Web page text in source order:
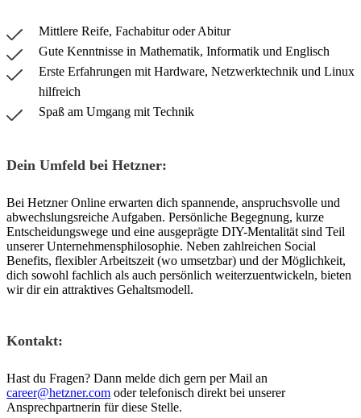
Mittlere Reife, Fachabitur oder Abitur
Gute Kenntnisse in Mathematik, Informatik und Englisch
Erste Erfahrungen mit Hardware, Netzwerktechnik und Linux
hilfreich
Spaß am Umgang mit Technik
Dein Umfeld bei Hetzner:
Bei Hetzner Online erwarten dich spannende, anspruchsvolle und
abwechslungsreiche Aufgaben. Persönliche Begegnung, kurze
Entscheidungswege und eine ausgeprägte DIY-Mentalität sind Teil
unserer Unternehmensphilosophie. Neben zahlreichen Social
Benefits, flexibler Arbeitszeit (wo umsetzbar) und der Möglichkeit,
dich sowohl fachlich als auch persönlich weiterzuentwickeln, bieten
wir dir ein attraktives Gehaltsmodell.
Kontakt:
Hast du Fragen? Dann melde dich gern per Mail an
career@hetzner.com oder telefonisch direkt bei unserer
Ansprechpartnerin für diese Stelle.